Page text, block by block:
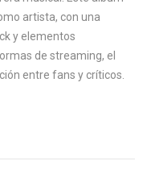
artista, con una
y elementos
de streaming, el
entre fans y críticos.